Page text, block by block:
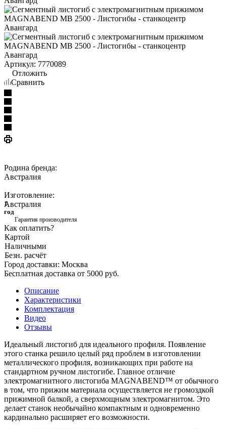
Артикул: 7770089
Отложить
Сравнить
Родина бренда:
Австралия
Изготовление:
Австралия
1
год
Гарантия производителя
Как оплатить?
Картой
Наличными
Безн. расчёт
Город доставки: Москва
Бесплатная доставка от 5000 руб.
Описание
Характеристики
Комплектация
Видео
Отзывы
Идеальный листогиб для идеального профиля. Появление
этого станка решило целый ряд проблем в изготовлении
металлического профиля, возникающих при работе на
стандартном ручном листогибе. Главное отличие
электромагнитного листогиба MAGNABEND™ от обычного
в том, что прижим материала осуществляется не громоздкой
прижимной балкой, а сверхмощным электромагнитом. Это
делает станок необычайно компактным и одновременно
кардинально расширяет его возможности.